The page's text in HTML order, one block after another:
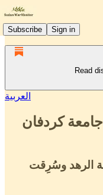
Subscribe Sign in
Read
العربية
كردفان
الرهد وسُرِقت